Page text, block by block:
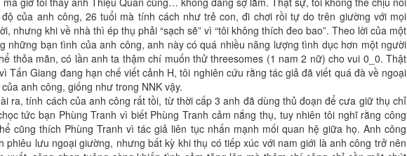
của anh công, 26 tuổi mà tính cách như trẻ con, đi chơi rồi tự do trên giường với mọi
nhưng khi về nhà thì ép thụ phải “sạch sẽ” vì “tôi không thích đeo bao”. Theo lời của một
những bạn tình của anh công, anh này có quá nhiều năng lượng tình dục hơn một người
thỏa mãn, có lần anh ta thậm chí muốn thử threesomes (1 nam 2 nữ) cho vui 0_0. Thật
Tấn Giang đang hạn chế viết cảnh H, tôi nghiên cứu rằng tác giả đã viết quá đà về ngoại
anh công, giống như trong NNK vậy.
ra, tính cách của anh công rất tồi, từ thời cấp 3 anh đã dùng thủ đoạn để cưa giữ thụ chỉ
tức bạn Phùng Tranh vì biết Phùng Tranh cảm nắng thụ, tuy nhiên tôi nghĩ rằng công
cũng thích Phùng Tranh vì tác giả liên tục nhấn mạnh mối quan hệ giữa họ. Anh công
phiêu lưu ngoại giường, nhưng bất kỳ khi thụ có tiếp xúc với nam giới là anh công trở nên